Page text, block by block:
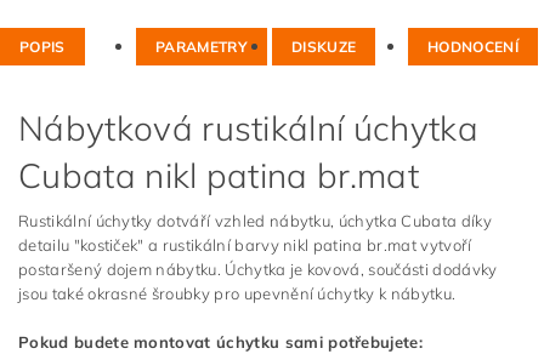
POPIS PARAMETRY DISKUZE HODNOCENÍ
Nábytková rustikální úchytka
Cubata nikl patina br.mat
Rustikální úchytky dotváří vzhled nábytku, úchytka Cubata díky
detailu "kostiček" a rustikální barvy nikl patina br.mat vytvoří
postaršený dojem nábytku. Úchytka je kovová, součásti dodávky
jsou také okrasné šroubky pro upevnění úchytky k nábytku.
Pokud budete montovat úchytku sami potřebujete: